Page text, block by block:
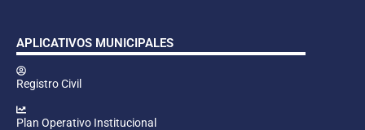
APLICATIVOS MUNICIPALES
Registro Civil
Plan Operativo Institucional